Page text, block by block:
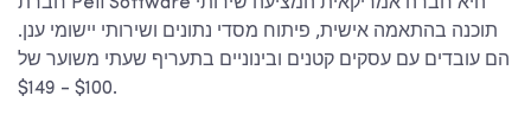
תוכנה בהתאמה אישית, פיתוח מסדי נתונים ושירותי יישומי ענן.
הם עובדים עם עסקים קטנים ובינוניים בתעריף שעתי משוער של
$100 - $149.